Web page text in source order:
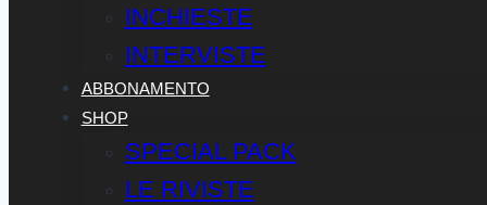
INCHIESTE
INTERVISTE
ABBONAMENTO
SHOP
SPECIAL PACK
LE RIVISTE